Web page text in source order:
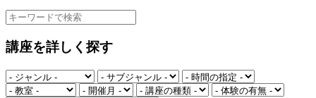
講座を詳しく探す